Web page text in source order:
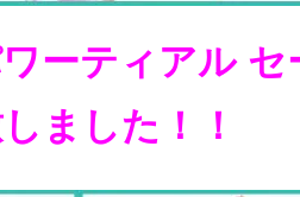
ーティアル
ました！！